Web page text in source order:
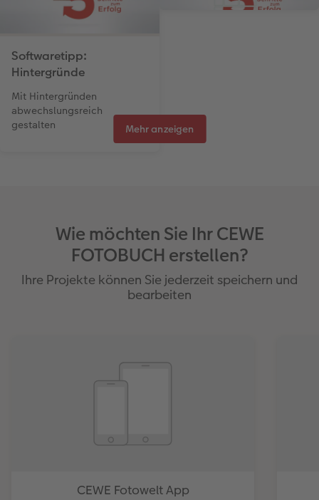
Softwaretipp:
Hintergründe
Mit Hintergründen
abwechslungsreich
gestalten
Mehr anzeigen
Wie möchten Sie Ihr CEWE
FOTOBUCH erstellen?
Ihre Projekte können Sie jederzeit speichern und
bearbeiten
CEWE Fotowelt App